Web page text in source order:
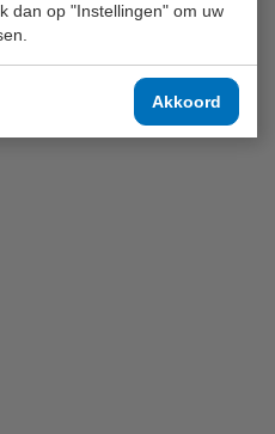
dan op "Instellingen" om uw
Akkoord
Voeg toe aan